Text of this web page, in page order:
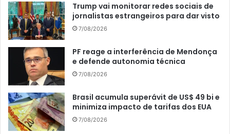
Trump vai monitorar redes sociais de
jornalistas estrangeiros para dar visto
7/08/2026
PF reage a interferência de Mendonça
e defende autonomia técnica
7/08/2026
Brasil acumula superávit de US$ 49 bi e
minimiza impacto de tarifas dos EUA
7/08/2026